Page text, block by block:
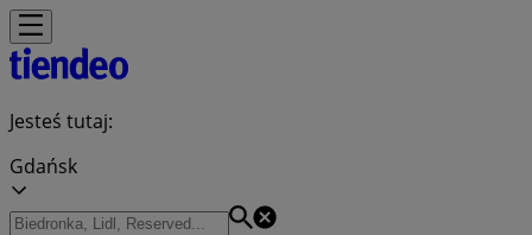
Jesteś tutaj:
Gdańsk